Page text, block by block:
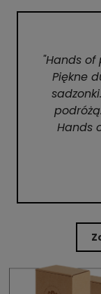
"Hands
Piękne
Hands